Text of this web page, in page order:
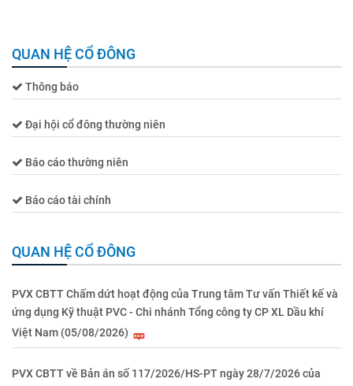
QUAN HỆ CỔ ĐÔNG
Thông báo
Đại hội cổ đông thường niên
Báo cáo thường niên
Báo cáo tài chính
QUAN HỆ CỔ ĐÔNG
PVX CBTT Chấm dứt hoạt động của Trung tâm Tư vấn Thiết kế và
ứng dụng Kỹ thuật PVC - Chi nhánh Tổng công ty CP XL Dầu khí
Việt Nam (05/08/2026)
PVX CBTT về Bản án số 117/2026/HS-PT ngày 28/7/2026 của